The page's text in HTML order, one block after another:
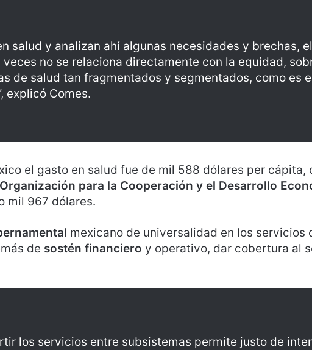
salud y analizan ahí algunas necesidades y brechas,
veces no se relaciona directamente con la equidad,
de salud tan fragmentados y segmentados, como es
explicó Comes.
el gasto en salud fue de mil 588 dólares per cápita,
Organización para la Cooperación y el Desarrollo
mil 967 dólares.
mexicano de universalidad en los servicios
de sostén financiero y operativo, dar cobertura al
los servicios entre subsistemas permite justo de